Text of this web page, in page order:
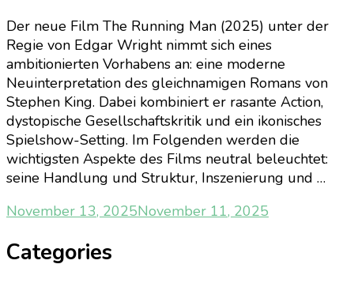
Der neue Film The Running Man (2025) unter der
Regie von Edgar Wright nimmt sich eines
ambitionierten Vorhabens an: eine moderne
Neuinterpretation des gleichnamigen Romans von
Stephen King. Dabei kombiniert er rasante Action,
dystopische Gesellschaftskritik und ein ikonisches
Spielshow-Setting. Im Folgenden werden die
wichtigsten Aspekte des Films neutral beleuchtet:
seine Handlung und Struktur, Inszenierung und …
November 13, 2025November 11, 2025
Categories